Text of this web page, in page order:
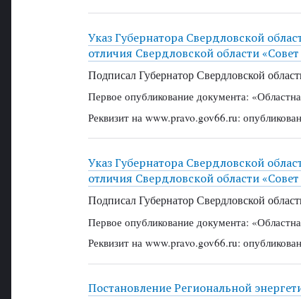
Указ Губернатора Свердловской
отличия Свердловской области
Подписал Губернатор Свердловской
Первое опубликование документа:
Реквизит на www.pravo.gov66.ru:
Указ Губернатора Свердловской
отличия Свердловской области
Подписал Губернатор Свердловской
Первое опубликование документа:
Реквизит на www.pravo.gov66.ru:
Постановление Региональной